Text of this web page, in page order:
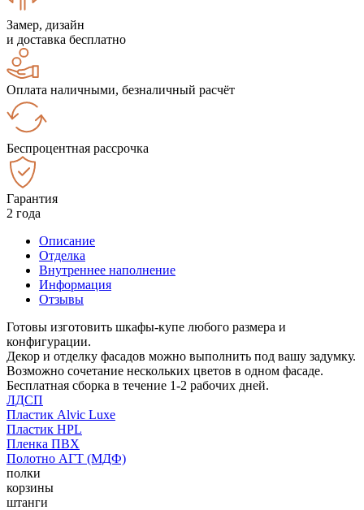
Замер, дизайн
и доставка бесплатно
Оплата наличными, безналичный расчёт
Беспроцентная рассрочка
Гарантия
2 года
Описание
Отделка
Внутреннее наполнение
Информация
Отзывы
Готовы изготовить шкафы-купе любого размера и
конфигурации.
Декор и отделку фасадов можно выполнить под вашу задумку.
Возможно сочетание нескольких цветов в одном фасаде.
Бесплатная сборка в течение 1-2 рабочих дней.
ЛДСП
Пластик Alvic Luxe
Пластик HPL
Пленка ПВХ
Полотно АГТ (МДФ)
полки
корзины
штанги